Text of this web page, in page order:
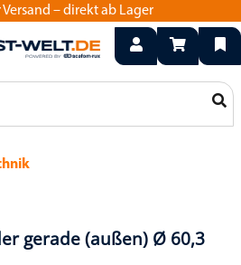
– direkt ab Lager
0800 15 50 550welt.de
gerade (außen) Ø 60,3